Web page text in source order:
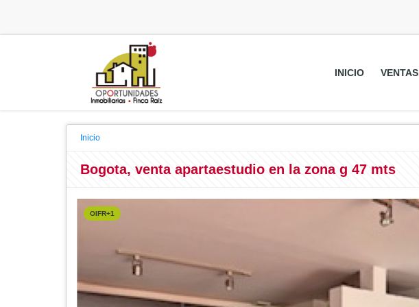
INICIO VENTAS
Inicio
Bogota, venta apartaestudio en la zona g 47 mts
OIFR+1